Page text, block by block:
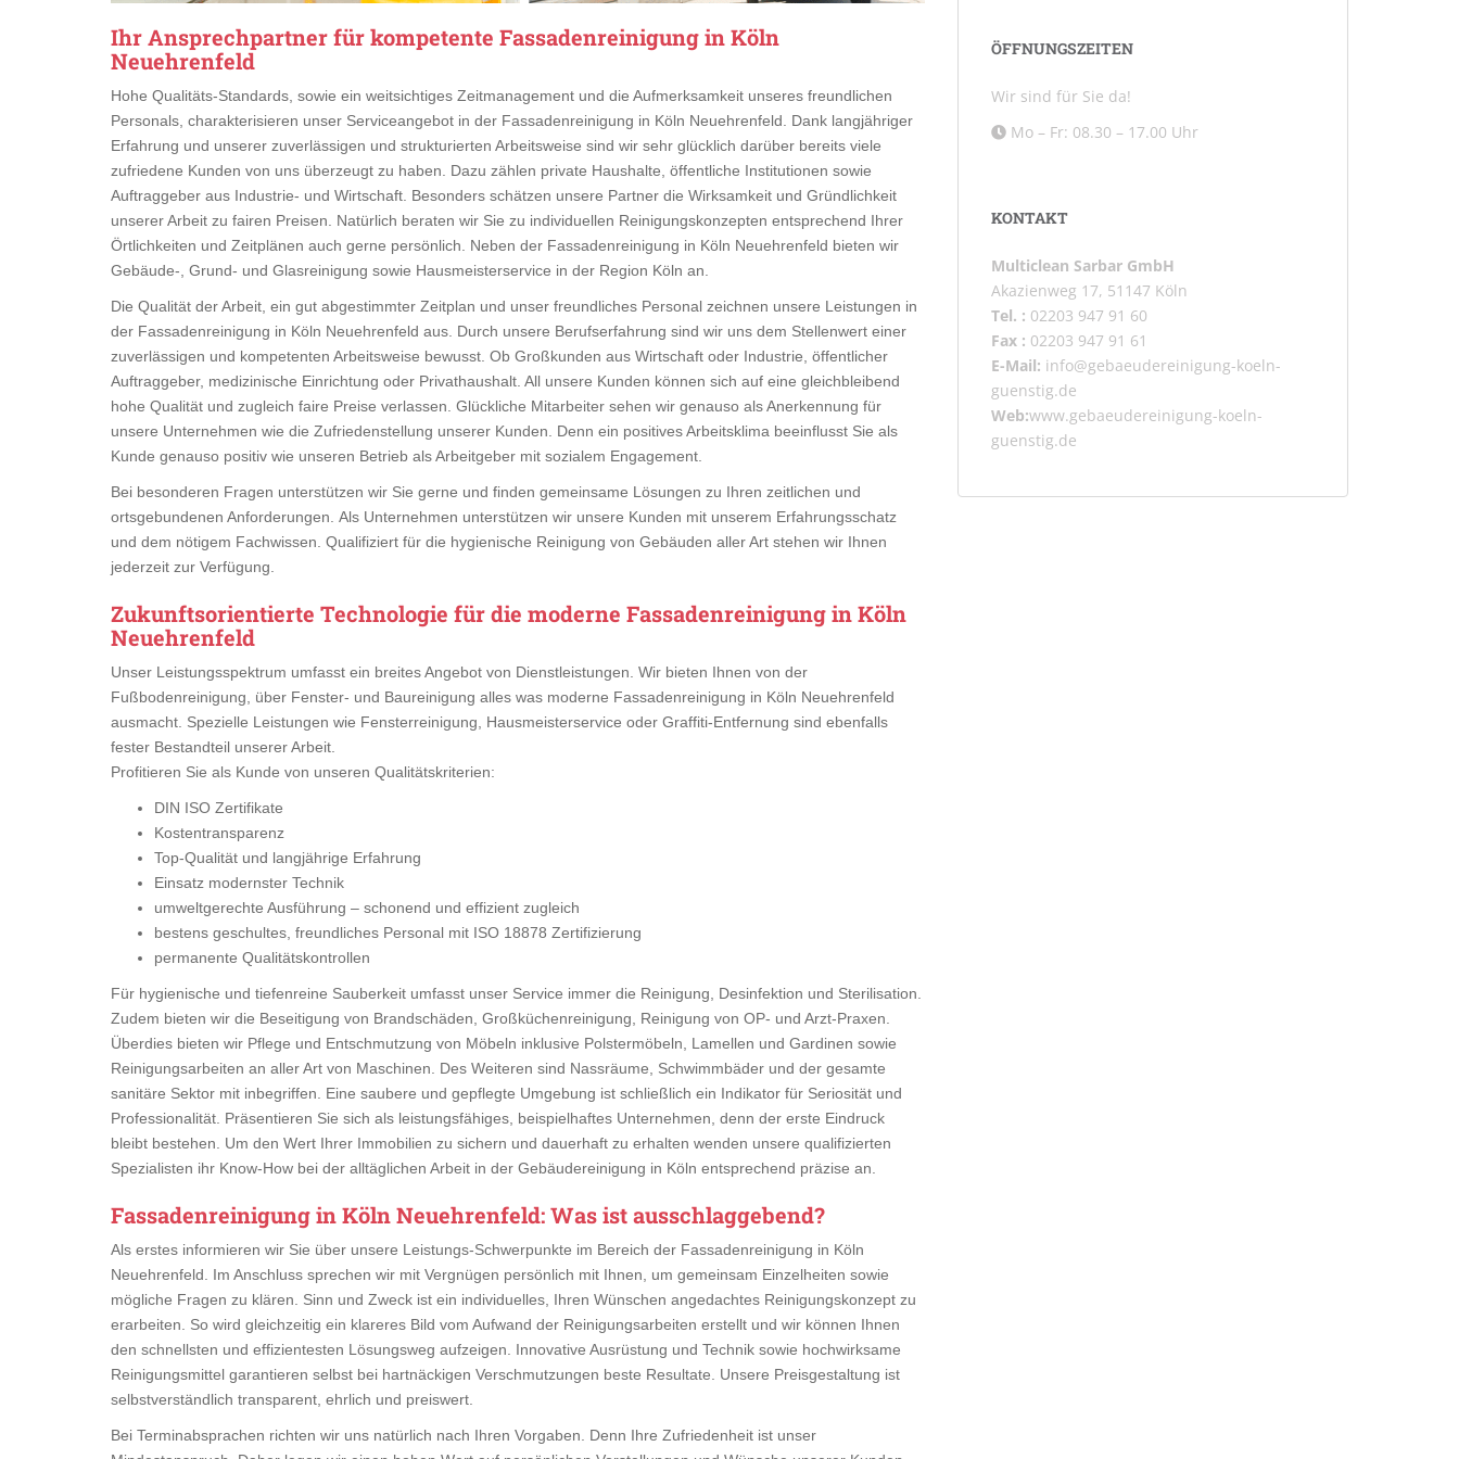
Ihr Ansprechpartner für kompetente Fassadenreinigung in Köln
Neuehrenfeld
Hohe Qualitäts-Standards, sowie ein weitsichtiges Zeitmanagement und die Aufmerksamkeit unseres freundlichen
Personals, charakterisieren unser Serviceangebot in der Fassadenreinigung in Köln Neuehrenfeld. Dank langjähriger
Erfahrung und unserer zuverlässigen und strukturierten Arbeitsweise sind wir sehr glücklich darüber bereits viele
zufriedene Kunden von uns überzeugt zu haben. Dazu zählen private Haushalte, öffentliche Institutionen sowie
Auftraggeber aus Industrie- und Wirtschaft. Besonders schätzen unsere Partner die Wirksamkeit und Gründlichkeit
unserer Arbeit zu fairen Preisen. Natürlich beraten wir Sie zu individuellen Reinigungskonzepten entsprechend Ihrer
Örtlichkeiten und Zeitplänen auch gerne persönlich. Neben der Fassadenreinigung in Köln Neuehrenfeld bieten wir
Gebäude-, Grund- und Glasreinigung sowie Hausmeisterservice in der Region Köln an.
Die Qualität der Arbeit, ein gut abgestimmter Zeitplan und unser freundliches Personal zeichnen unsere Leistungen in
der Fassadenreinigung in Köln Neuehrenfeld aus. Durch unsere Berufserfahrung sind wir uns dem Stellenwert einer
zuverlässigen und kompetenten Arbeitsweise bewusst. Ob Großkunden aus Wirtschaft oder Industrie, öffentlicher
Auftraggeber, medizinische Einrichtung oder Privathaushalt. All unsere Kunden können sich auf eine gleichbleibend
hohe Qualität und zugleich faire Preise verlassen. Glückliche Mitarbeiter sehen wir genauso als Anerkennung für
unsere Unternehmen wie die Zufriedenstellung unserer Kunden. Denn ein positives Arbeitsklima beeinflusst Sie als
Kunde genauso positiv wie unseren Betrieb als Arbeitgeber mit sozialem Engagement.
Bei besonderen Fragen unterstützen wir Sie gerne und finden gemeinsame Lösungen zu Ihren zeitlichen und
ortsgebundenen Anforderungen. Als Unternehmen unterstützen wir unsere Kunden mit unserem Erfahrungsschatz
und dem nötigem Fachwissen. Qualifiziert für die hygienische Reinigung von Gebäuden aller Art stehen wir Ihnen
jederzeit zur Verfügung.
Zukunftsorientierte Technologie für die moderne Fassadenreinigung in Köln
Neuehrenfeld
Unser Leistungsspektrum umfasst ein breites Angebot von Dienstleistungen. Wir bieten Ihnen von der
Fußbodenreinigung, über Fenster- und Baureinigung alles was moderne Fassadenreinigung in Köln Neuehrenfeld
ausmacht. Spezielle Leistungen wie Fensterreinigung, Hausmeisterservice oder Graffiti-Entfernung sind ebenfalls
fester Bestandteil unserer Arbeit.
Profitieren Sie als Kunde von unseren Qualitätskriterien:
DIN ISO Zertifikate
Kostentransparenz
Top-Qualität und langjährige Erfahrung
Einsatz modernster Technik
umweltgerechte Ausführung – schonend und effizient zugleich
bestens geschultes, freundliches Personal mit ISO 18878 Zertifizierung
permanente Qualitätskontrollen
Für hygienische und tiefenreine Sauberkeit umfasst unser Service immer die Reinigung, Desinfektion und Sterilisation.
Zudem bieten wir die Beseitigung von Brandschäden, Großküchenreinigung, Reinigung von OP- und Arzt-Praxen.
Überdies bieten wir Pflege und Entschmutzung von Möbeln inklusive Polstermöbeln, Lamellen und Gardinen sowie
Reinigungsarbeiten an aller Art von Maschinen. Des Weiteren sind Nassräume, Schwimmbäder und der gesamte
sanitäre Sektor mit inbegriffen. Eine saubere und gepflegte Umgebung ist schließlich ein Indikator für Seriosität und
Professionalität. Präsentieren Sie sich als leistungsfähiges, beispielhaftes Unternehmen, denn der erste Eindruck
bleibt bestehen. Um den Wert Ihrer Immobilien zu sichern und dauerhaft zu erhalten wenden unsere qualifizierten
Spezialisten ihr Know-How bei der alltäglichen Arbeit in der Gebäudereinigung in Köln entsprechend präzise an.
Fassadenreinigung in Köln Neuehrenfeld: Was ist ausschlaggebend?
Als erstes informieren wir Sie über unsere Leistungs-Schwerpunkte im Bereich der Fassadenreinigung in Köln
Neuehrenfeld. Im Anschluss sprechen wir mit Vergnügen persönlich mit Ihnen, um gemeinsam Einzelheiten sowie
mögliche Fragen zu klären. Sinn und Zweck ist ein individuelles, Ihren Wünschen angedachtes Reinigungskonzept zu
erarbeiten. So wird gleichzeitig ein klareres Bild vom Aufwand der Reinigungsarbeiten erstellt und wir können Ihnen
den schnellsten und effizientesten Lösungsweg aufzeigen. Innovative Ausrüstung und Technik sowie hochwirksame
Reinigungsmittel garantieren selbst bei hartnäckigen Verschmutzungen beste Resultate. Unsere Preisgestaltung ist
selbstverständlich transparent, ehrlich und preiswert.
Bei Terminabsprachen richten wir uns natürlich nach Ihren Vorgaben. Denn Ihre Zufriedenheit ist unser
ÖFFNUNGSZEITEN
Wir sind für Sie da!
Mo – Fr: 08.30 – 17.00 Uhr
KONTAKT
Multiclean Sarbar GmbH
Akazienweg 17, 51147 Köln
Tel. : 02203 947 91 60
Fax : 02203 947 91 61
E-Mail: info@gebaeudereinigung-koeln-
guenstig.de
Web:www.gebaeudereinigung-koeln-
guenstig.de